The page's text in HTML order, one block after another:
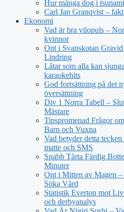
Hur många dog i
Carl Jan Granqvist –
Ekonomi
Vad är bra vilopuls –
kvinnor
Ont i Svanskotan
Lindring
Låtar som alla kan
karaokehits
God fortsättning på det
översättning
Div 1 Norra Tabell –
Mästare
Tipspromenad Frågor
Barn och Vuxna
Vad betyder detta
matte och SMS
Snabb Tårta Färdig
Minuter
Ont i Mitten av Magen
Söka Vård
Statistik Everton mot
och derbyanalys